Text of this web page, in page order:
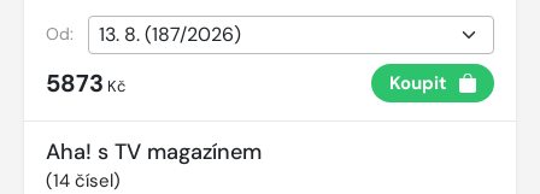
Od:
5873 Kč Koupit
Aha! s TV magazínem
(14 čísel)